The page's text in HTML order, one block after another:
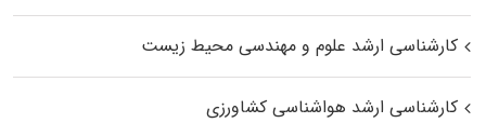
کارشناسی ارشد علوم و مهندسی محیط زیست
کارشناسی ارشد هواشناسی کشاورزی